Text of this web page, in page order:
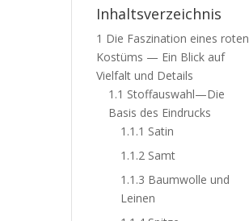
Inhaltsverzeichnis
1 Die Faszination eines roten
Kostüms — Ein Blick auf
Vielfalt und Details
1.1 Stoffauswahl—Die
Basis des Eindrucks
1.1.1 Satin
1.1.2 Samt
1.1.3 Baumwolle und
Leinen